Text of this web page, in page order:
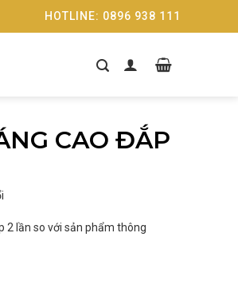
HOTLINE: 0896 938 111
CAO ĐẮP
2 lần so với sản phẩm thông